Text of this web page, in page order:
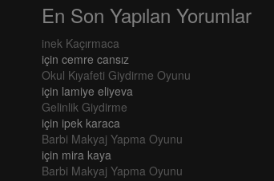
En Son Yapılan Yorumlar
inek Kaçırmaca
için cemre cansız
Okul Kıyafeti Giydirme Oyunu
için lamiye eliyeva
Gelinlik Giydirme
için ipek karaca
Barbi Makyaj Yapma Oyunu
için mira kaya
Barbi Makyaj Yapma Oyunu